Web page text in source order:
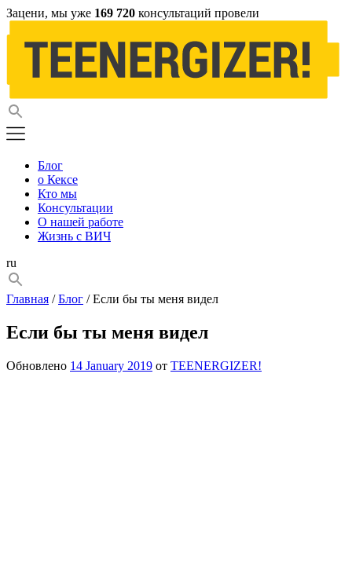
Зацени, мы уже 169 720 консультаций провели
Блог
о Кексе
Кто мы
Консультации
О нашей работе
Жизнь с ВИЧ
ru
Главная /Блог / Если бы ты меня видел
Если бы ты меня видел
Обновлено 14 January 2019 от TEENERGIZER!